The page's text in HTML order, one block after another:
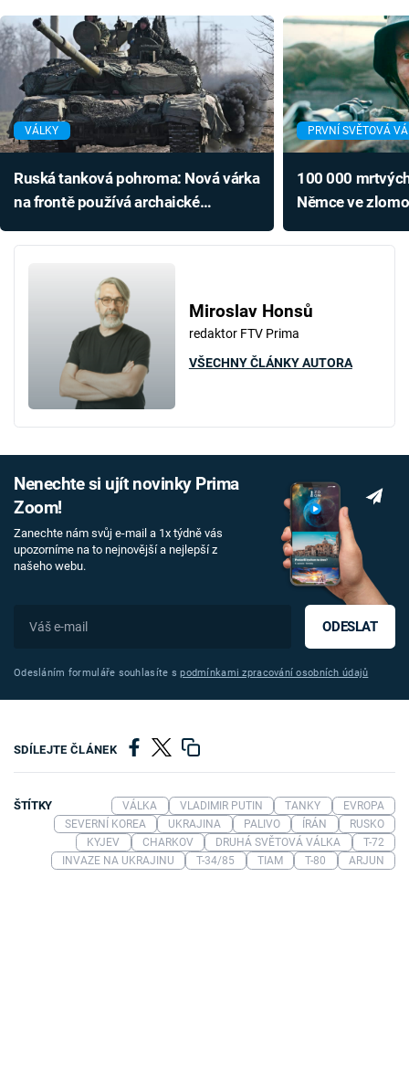
VÁLKY
Ruská tanková pohroma: Nová várka
na frontě používá archaické
PRVNÍ SVĚTOVÁ
100 000
Němce ve
Miroslav Honsů
redaktor FTV Prima
VŠECHNY ČLÁNKY AUTORA
Nenechte si ujít novinky Prima
Zoom!
Zanechte nám svůj e-mail a 1x týdně vás
upozorníme na to nejnovější a nejlepší z
našeho webu.
ODESLAT
Odesláním formuláře souhlasíte spodmínkami zpracování osobních údajů
SDÍLEJTE ČLÁNEK
ŠTÍTKY VÁLKA VLADIMIR PUTIN TANKY
EVROPA
SEVERNÍ KOREA
UKRAJINA PALIVO ÍRÁN
RUSKO
KYJEV
CHARKOV DRUHÁ SVĚTOVÁ VÁLKA
T-72
INVAZE NA UKRAJINU
T-34/85 TIAM T-80 ARJUN